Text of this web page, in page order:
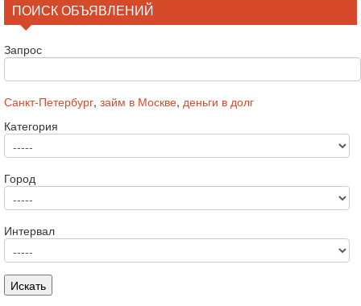
ПОИСК ОБЪЯВЛЕНИЙ
Запрос
Санкт-Петербург, займ в Москве, деньги в долг
Категория
Город
Интервал